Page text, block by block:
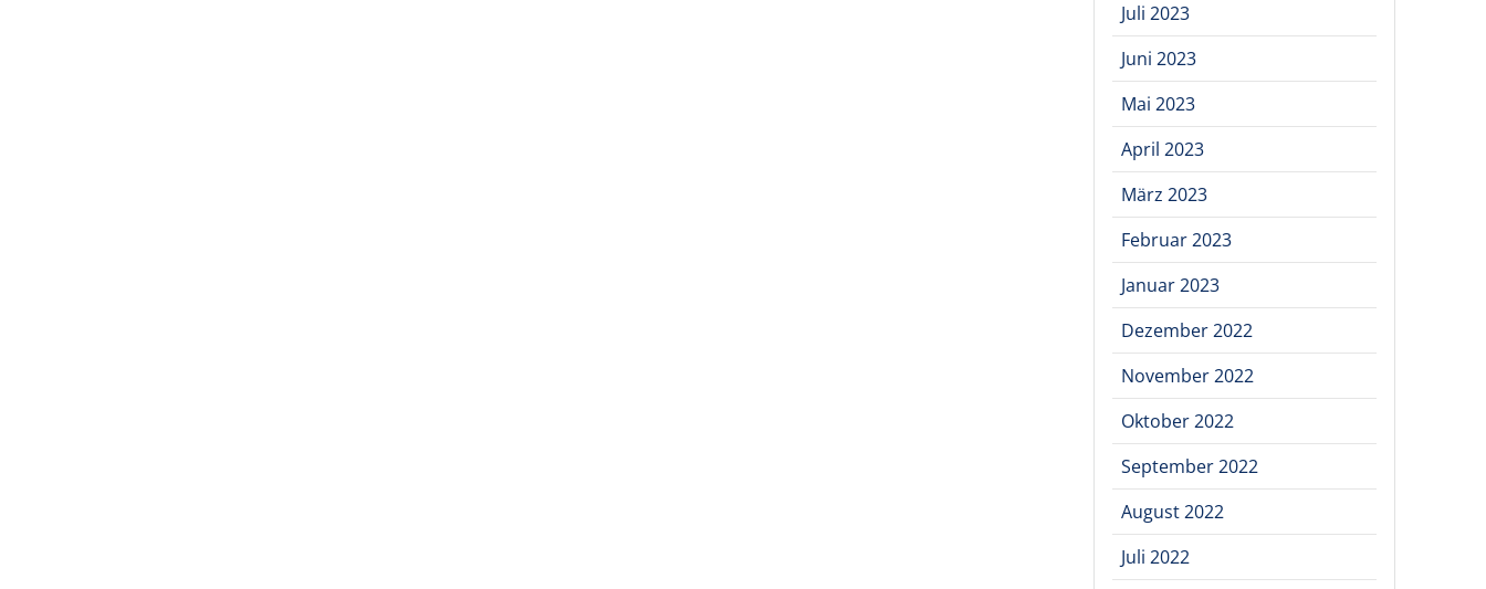
Juli 2023
Juni 2023
Mai 2023
April 2023
März 2023
Februar 2023
Januar 2023
Dezember 2022
November 2022
Oktober 2022
September 2022
August 2022
Juli 2022